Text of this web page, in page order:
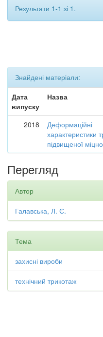
Результати 1-1 зі 1.
Знайдені матеріали:
Дата
випуску
Назва
2018
Деформаційні
характеристики
підвищеної
Перегляд
Автор
Галавська, Л. Є.
Тема
захисні вироби
технічний трикотаж